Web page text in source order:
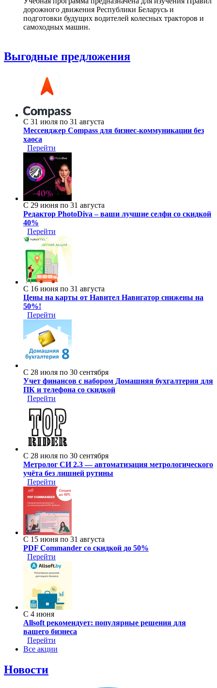
дорожного движения Республики Беларусь и
подготовки будущих водителей колесных тракторов и
самоходных машин.
Выгодные предложения
С 31 июля по 31 августа
Мессенджер Compass для бизнес-коммуникации без
хаоса
Перейти
С 29 июня по 31 августа
Редактор PhotoDiva – ваши лучшие селфи со скидкой
40%
Перейти
С 16 июня по 31 августа
Цены на карты от Навител Навигатор снижены на
50%!
Перейти
С 28 июля по 30 сентября
Учет финансов с набором Домашняя бухгалтерия для
ПК и телефона со скидкой
Перейти
С 28 июля по 30 сентября
Метролог СИ 2.3 — автоматизация метрологического
учёта без лишней рутины
Перейти
С 15 июня по 31 августа
PDF Commander со скидкой до 50%
Перейти
С 4 июня
Allsoft рекомендует: популярные решения для
вашего бизнеса
Перейти
Все акции
Новости